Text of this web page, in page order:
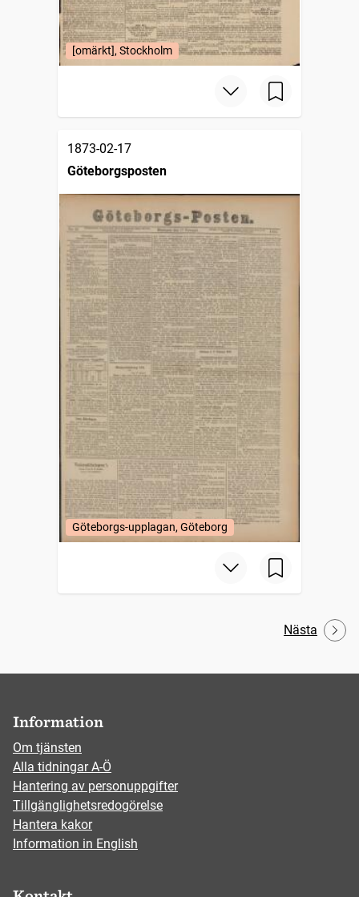
[omärkt], Stockholm
1873-02-17
Göteborgsposten
Göteborgs-upplagan, Göteborg
Nästa
Information
Om tjänsten
Alla tidningar A-Ö
Hantering av personuppgifter
Tillgänglighetsredogörelse
Hantera kakor
Information in English